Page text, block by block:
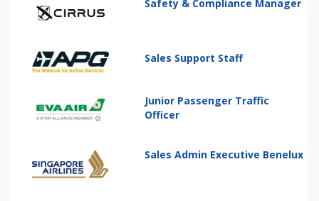
Safety & Compliance Manager
Sales Support Staff
Junior Passenger Traffic
Officer
Sales Admin Executive Benelux